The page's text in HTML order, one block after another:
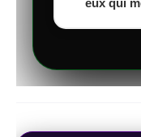
eux qui